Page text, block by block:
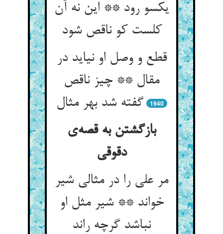
یکسو رود ** این نه آن
کلست کو ناقص شود
قطع و وصل او نیاید در
مقال ** چیز ناقص
گفته شد بهر مثال
1940
بازگشتن به قصه‌ی
دقوقی
مر علی را در مثالی شیر
خواند ** شیر مثل او
نباشد گرچه راند